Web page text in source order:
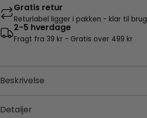
Gratis retur
Returlabel ligger i pakken - klar til brug
2-5 hverdage
Fragt fra 39 kr - Gratis over 499 kr
Beskrivelse
Detaljer